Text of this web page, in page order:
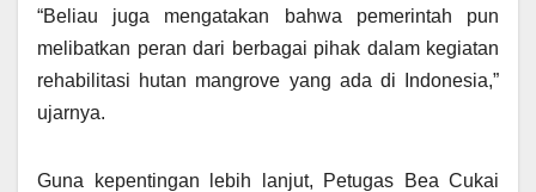
“Beliau juga mengatakan bahwa pemerintah pun
melibatkan peran dari berbagai pihak dalam kegiatan
rehabilitasi hutan mangrove yang ada di Indonesia,”
ujarnya.
Guna kepentingan lebih lanjut, Petugas Bea Cukai